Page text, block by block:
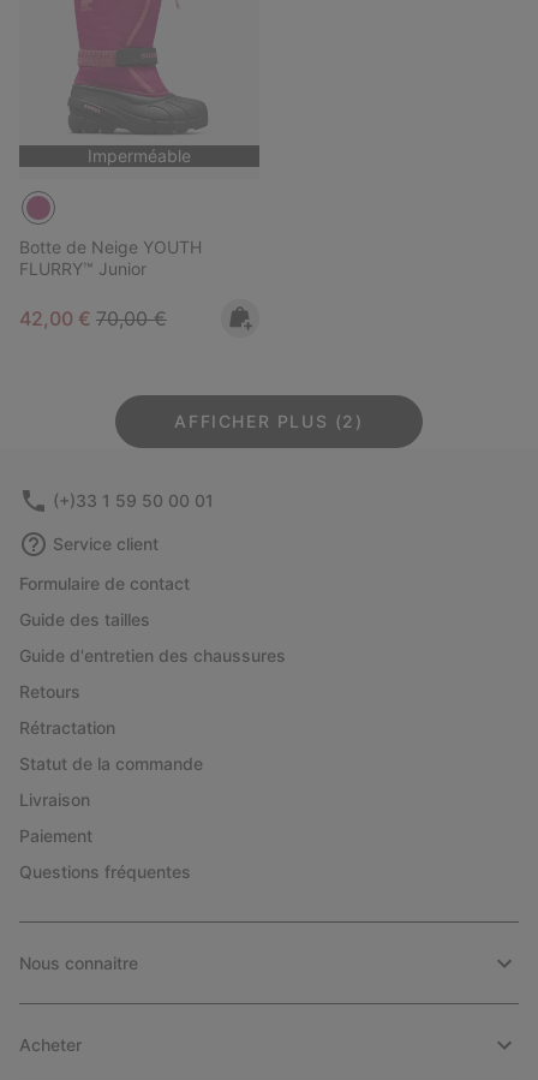
Imperméable
Botte de Neige YOUTH
FLURRY™ Junior
Sale price:
42,00 € Regular price:
70,00 €
AFFICHER PLUS (2)
(+)33 1 59 50 00 01
Service client
Formulaire de contact
Guide des tailles
Guide d'entretien des chaussures
Retours
Rétractation
Statut de la commande
Livraison
Paiement
Questions fréquentes
Nous connaitre
Acheter